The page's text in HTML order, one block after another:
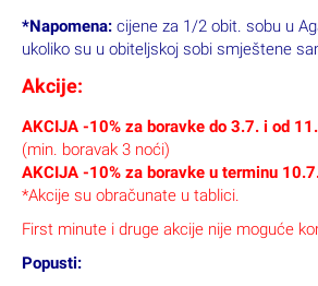
*Napomena: cijene za 1/2 obit. sobu u
ukoliko su u obiteljskoj sobi smještene
Akcije:
AKCIJA -10% za boravke do 3.7. i od
(min. boravak 3 noći)
AKCIJA -10% za boravke u terminu
*Akcije su obračunate u tablici.
First minute i druge akcije nije moguće
Popusti: